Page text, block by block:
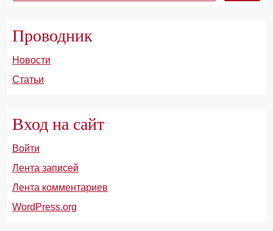
Проводник
Новости
Статьи
Вход на сайт
Войти
Лента записей
Лента комментариев
WordPress.org